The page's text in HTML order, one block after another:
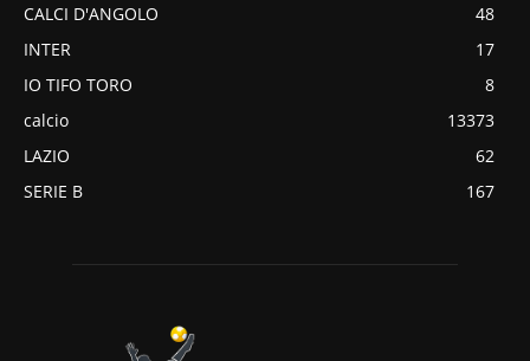
CALCI D'ANGOLO
48
INTER
17
IO TIFO TORO
8
calcio
13373
LAZIO
62
SERIE B
167